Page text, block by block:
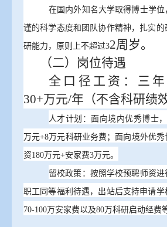
在国内外知名大学取得博士学
谨的科学态度和团队协作精神，扎实
研能力，原则上不超过32周岁。
（二） 岗位待遇
全口径工资： 三
30+万元/年（不含科研绩效
人才计划：面向境内优秀博士
万元+8万元科研业务费；面向境外优
资180万元+安家费3万元。
留校政策：按照学校预聘师资
职工同等福利待遇，出站后支持申请
70-100万安家费以及80万科研启动经费